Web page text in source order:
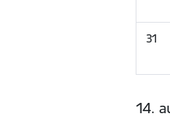
31
14.